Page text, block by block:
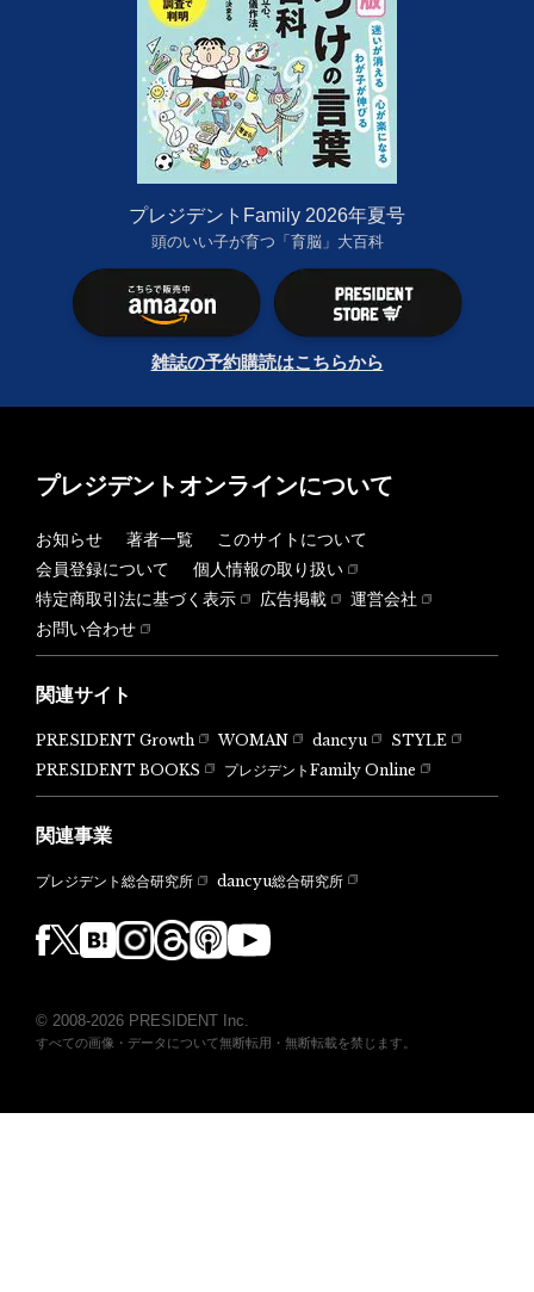
プレジデントFamily 2026年夏号
頭のいい子が育つ「育脳」大百科
雑誌の予約購読はこちらから
プレジデントオンラインについて
お知らせ 著者一覧
このサイトについて
会員登録について
個人情報の取り扱い
特定商取引法に基づく表示
広告掲載
運営会社
お問い合わせ
関連サイト
PRESIDENT Growth WOMAN dancyu
STYLE
PRESIDENT BOOKS
プレジデントFamily Online
関連事業
プレジデント総合研究所 dancyu総合研究所
© 2008-2026 PRESIDENT Inc.
すべての画像・データについて無断転用・無断転載を禁じます。